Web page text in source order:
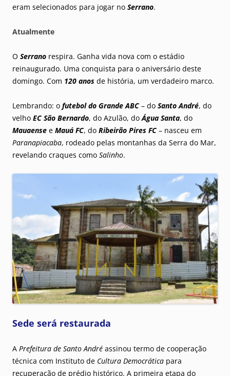
eram selecionados para jogar no Serrano.
Atualmente
O Serrano respira. Ganha vida nova com o estádio
reinaugurado. Uma conquista para o aniversário deste
domingo. Com 120 anos de história, um verdadeiro marco.
Lembrando: o futebol do Grande ABC – do Santo André, do
velho EC São Bernardo, do Azulão, doÁgua Santa, do
Mauaense e Mauá FC, do Ribeirão Pires FC – nasceu em
Paranapiacaba, rodeado pelas montanhas da Serra do Mar,
revelando craques como Salinho.
Sede será restaurada
A Prefeitura de Santo André assinou termo de cooperação
técnica com Instituto de Cultura Democrática para
recuperação de prédio histórico. A primeira etapa do